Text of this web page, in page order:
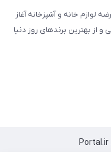
زمینه عرضه لوازم خانه و آشپزخانه آغاز
از بهترین برندهای روز دنیا
Portal.ir